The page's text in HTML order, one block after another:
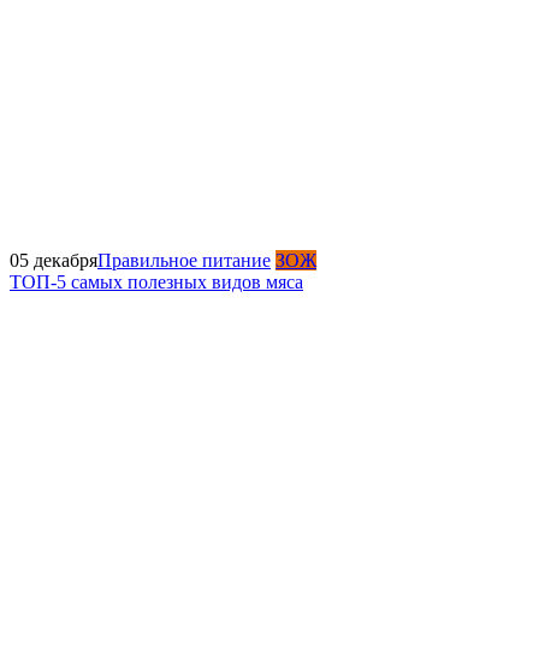
05 декабряПравильное питание ЗОЖ
ТОП-5 самых полезных видов мяса